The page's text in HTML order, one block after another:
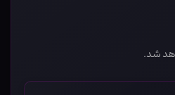
شد.